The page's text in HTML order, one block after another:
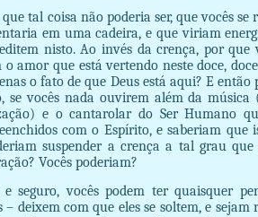
tal coisa não poderia ser, que vocês
em uma cadeira, e que viriam
nisto. Ao invés da crença, por que
o amor que está vertendo neste doce,
o fato de que Deus está aqui? E então
se vocês nada ouvirem além da música
e o cantarolar do Ser Humano
com o Espírito, e saberiam que
suspender a crença a tal grau
Vocês poderiam?
seguro, vocês podem ter quaisquer
– deixem com que eles se soltem, e